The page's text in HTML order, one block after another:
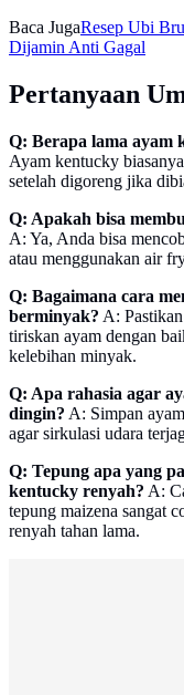
Baca JugaResep Ubi
Dijamin Anti Gagal
Pertanyaan
Q: Berapa lama ayam
Ayam kentucky
setelah digoreng jika
Q: Apakah bisa
A: Ya, Anda bisa
atau menggunakan air
Q: Bagaimana cara
berminyak? A:
tiriskan ayam dengan
kelebihan minyak.
Q: Apa rahasia agar
dingin? A: Simpan
agar sirkulasi udara
Q: Tepung apa yang
kentucky renyah? A:
tepung maizena sangat
renyah tahan lama.